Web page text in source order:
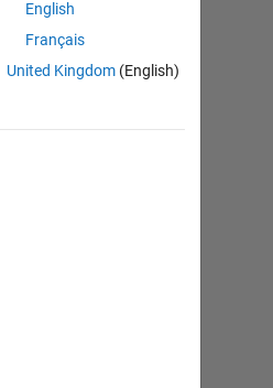
English
Français
United Kingdom(English)